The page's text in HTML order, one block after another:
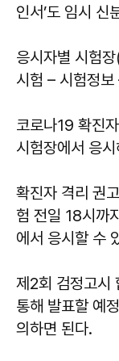
인서’도 임시 신
응시자별 시험
시험 – 시험정
코로나19 확진
시험장에서 응
확진자 격리 권
험 전일 18시까
에서 응시할 수
제2회 검정고시
통해 발표할 예
의하면 된다.